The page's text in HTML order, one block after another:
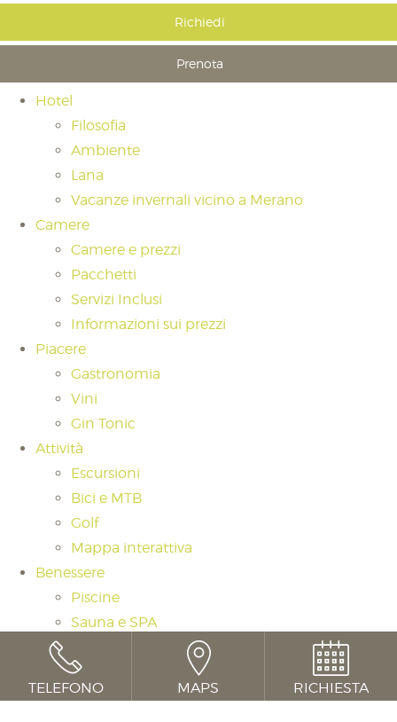
TELEFONO MAPS RICHIESTA
Richiedi
Prenota
Hotel
Filosofia
Ambiente
Lana
Vacanze invernali vicino a Merano
Camere
Camere e prezzi
Pacchetti
Servizi Inclusi
Informazioni sui prezzi
Piacere
Gastronomia
Vini
Gin Tonic
Attività
Escursioni
Bici e MTB
Golf
Mappa interattiva
Benessere
Piscine
Sauna e SPA
Massaggi e trattamenti
Day Spa